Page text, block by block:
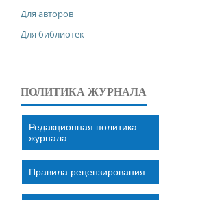
Для авторов
Для библиотек
ПОЛИТИКА ЖУРНАЛА
Редакционная политика
журнала
Правила рецензирования